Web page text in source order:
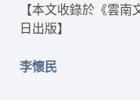
【本文收錄於《雲
日出版】
李懷民